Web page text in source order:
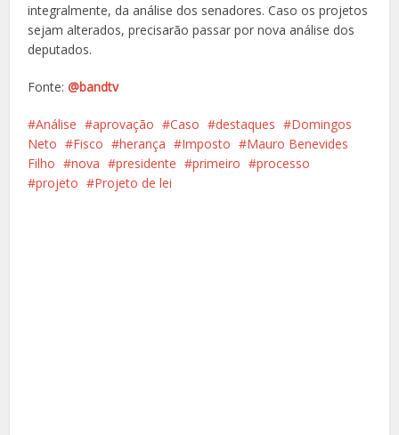
integralmente, da análise dos senadores. Caso os projetos
sejam alterados, precisarão passar por nova análise dos
deputados.
Fonte:@bandtv
Análise aprovação Caso destaques
Domingos
Neto
Fisco herança Imposto
Mauro Benevides
Filho
nova presidente primeiro
processo
projeto
Projeto de lei